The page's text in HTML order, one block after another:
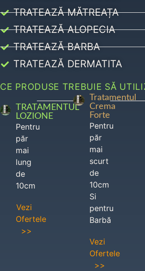
TRATEAZĂ MĂTREAȚA
TRATEAZĂ ALOPECIA
TRATEAZĂ BARBA
TRATEAZĂ DERMATITA
CE PRODUSE TREBUIE SĂ
TRATAMENTUL
LOZIONE
Pentru
păr
mai
lung
de
10cm
Vezi
Ofertele
>>
Tratamentul
Crema
Forte
Pentru
păr
mai
scurt
de
10cm
Si
pentru
Barbă
Vezi
Ofertele
>>